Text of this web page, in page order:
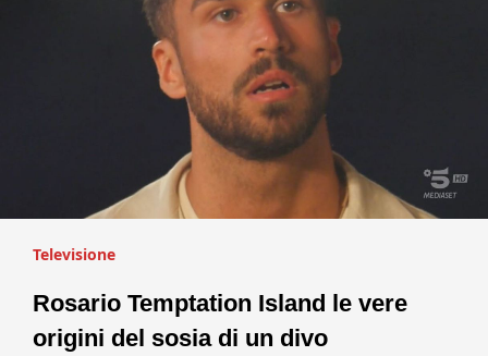
Televisione
Rosario Temptation Island le vere
origini del sosia di un divo